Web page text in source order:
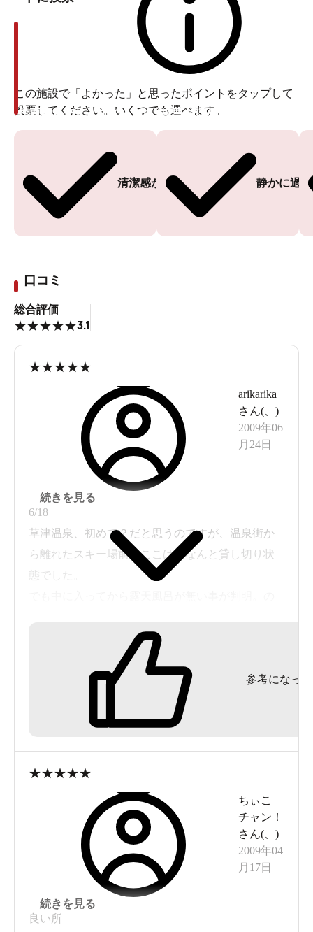
この施設で「よかった」と思ったポイントをタップして
投票してください。いくつでも選べます。
清潔感がある
投票ありがとうございます
静かに過
投票ありがとうございます
口コミ
総合評価
★★★★★3.1
★★★★★
arikarika
さん(
)
2009年06
月24日
6/18
草津温泉、初めて？だと思うのですが、温泉街か
ら離れたスキー場前のここは、なんと貸し切り状
態でした。
貸し切りだったし、解放禁止の窓をあけてしまう
と冷たい風が気持ちよかったです。
やっぱり熱々で苦くてしょっぱいお湯でした。
目にしみるくらいの強さで、傷にもぴりぴりしみ
に入るのがおすすめです。
続きを見る
参考になった
★★★★★
ちぃこ
チャン！
さん(
)
2009年04
月17日
良い所
続きを見る